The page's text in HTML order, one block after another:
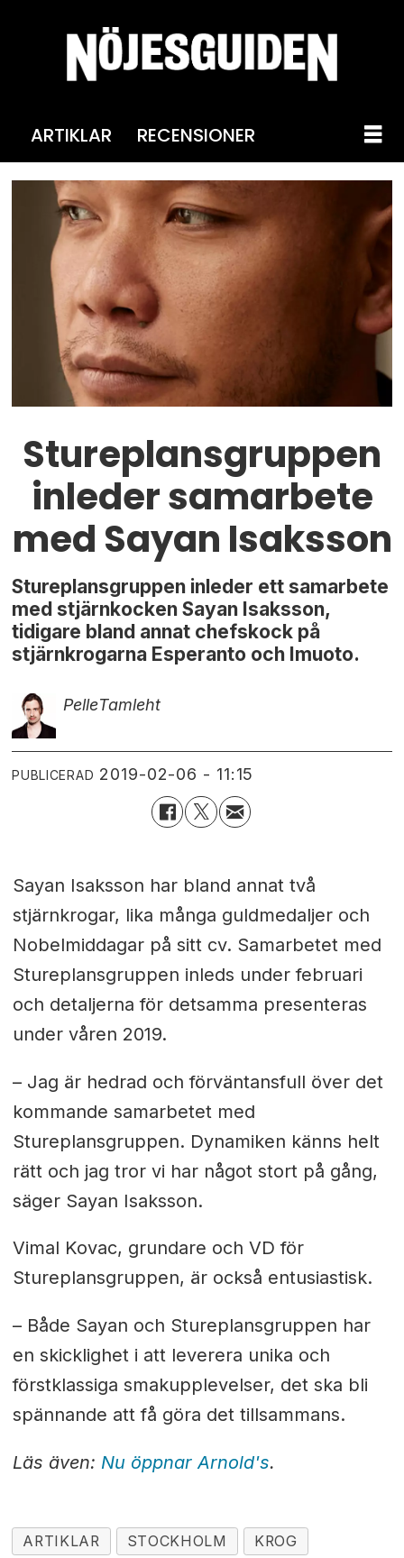
ARTIKLAR RECENSIONER
Stureplansgruppen
inleder samarbete
med Sayan Isaksson
Stureplansgruppen inleder ett samarbete
med stjärnkocken Sayan Isaksson,
tidigare bland annat chefskock på
stjärnkrogarna Esperanto och Imuoto.
PelleTamleht
PUBLICERAD 2019-02-06 - 11:15
Sayan Isaksson har bland annat två
stjärnkrogar, lika många guldmedaljer och
Nobelmiddagar på sitt cv. Samarbetet med
Stureplansgruppen inleds under februari
och detaljerna för detsamma presenteras
under våren 2019.
– Jag är hedrad och förväntansfull över det
kommande samarbetet med
Stureplansgruppen. Dynamiken känns helt
rätt och jag tror vi har något stort på gång,
säger Sayan Isaksson.
Vimal Kovac, grundare och VD för
Stureplansgruppen, är också entusiastisk.
– Både Sayan och Stureplansgruppen har
en skicklighet i att leverera unika och
förstklassiga smakupplevelser, det ska bli
spännande att få göra det tillsammans.
Läs även: Nu öppnar Arnold's.
ARTIKLAR STOCKHOLM KROG